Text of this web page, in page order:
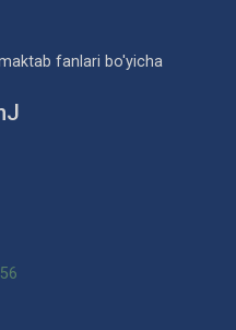
fanlari bo'yicha